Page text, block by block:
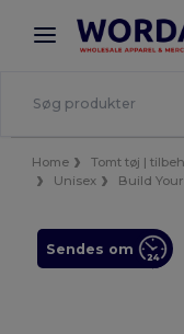
× Wordans-
Bedre priser i
Home Tomt tøj |
Unisex
Build
Sendes om